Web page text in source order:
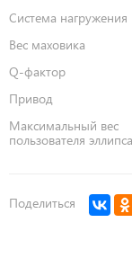
Система нагружения
Вес маховика
Q-фактор
Привод
Максимальный вес
пользователя эллипса
Поделиться